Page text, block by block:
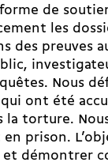
de
les
des preuves
Nous
qui ont été
la torture.
prison.
et démontrer